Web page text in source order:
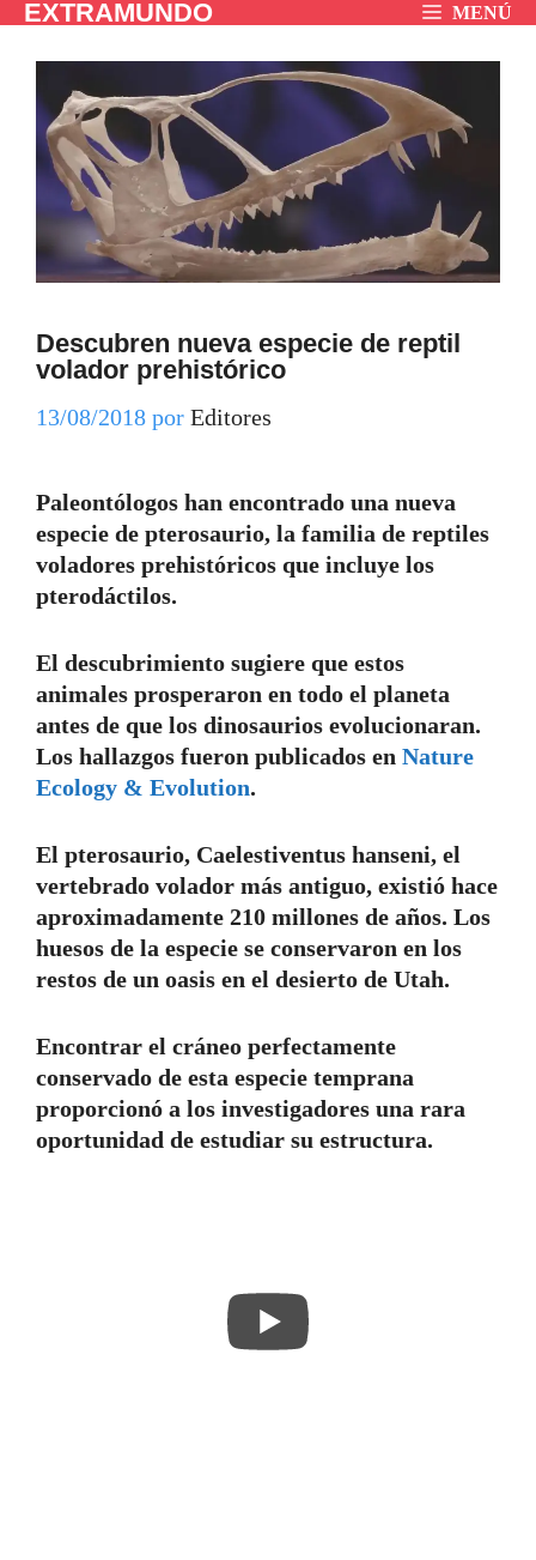
SaltarEXTRAMUNDO MENÚ
Descubren nueva especie de reptil
volador prehistórico
13/08/2018 por Editores
Paleontólogos han encontrado una nueva
especie de pterosaurio, la familia de reptiles
voladores prehistóricos que incluye los
pterodáctilos.
El descubrimiento sugiere que estos
animales prosperaron en todo el planeta
antes de que los dinosaurios evolucionaran.
Los hallazgos fueron publicados en Nature
Ecology & Evolution.
El pterosaurio, Caelestiventus hanseni, el
vertebrado volador más antiguo, existió hace
aproximadamente 210 millones de años. Los
huesos de la especie se conservaron en los
restos de un oasis en el desierto de Utah.
Encontrar el cráneo perfectamente
conservado de esta especie temprana
proporcionó a los investigadores una rara
oportunidad de estudiar su estructura.